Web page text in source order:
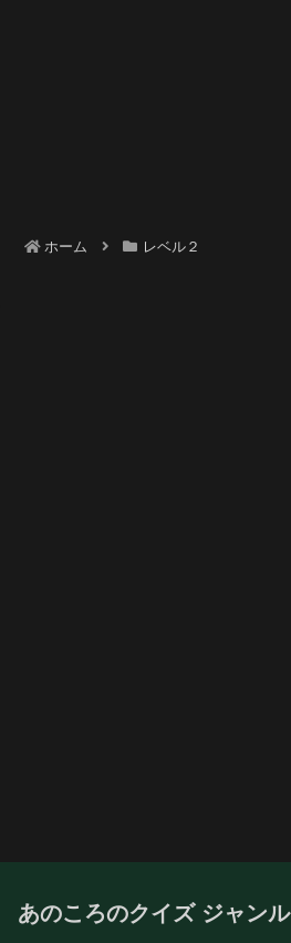
ホーム レベル２
あのころのクイズ ジャンル